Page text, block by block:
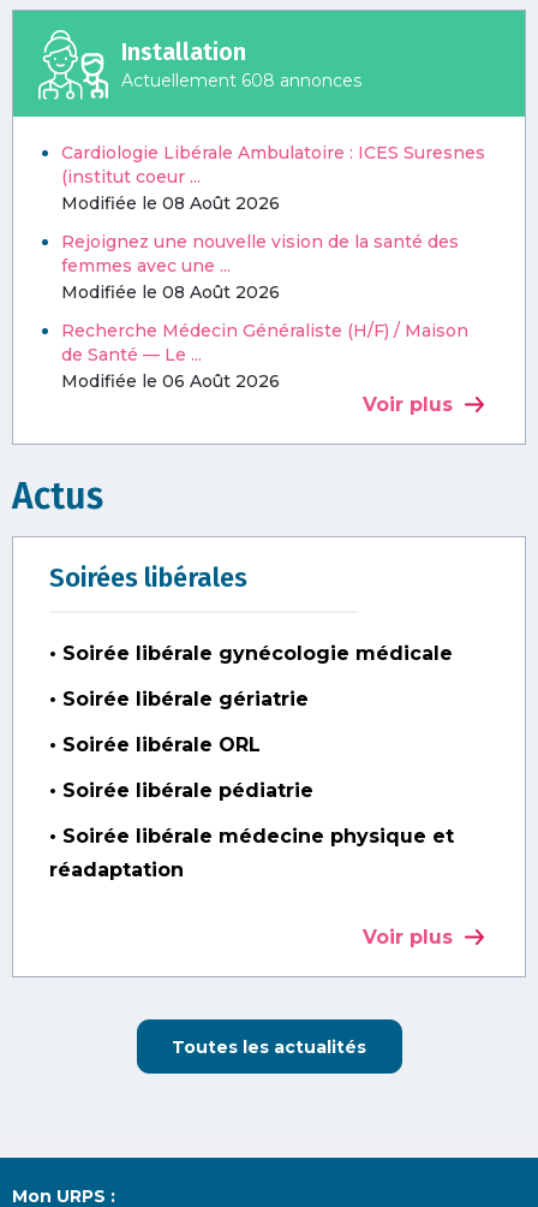
Installation
Actuellement 608 annonces
Cardiologie Libérale Ambulatoire : ICES Suresnes
(institut coeur ...
Modifiée le 08 Août 2026
Rejoignez une nouvelle vision de la santé des
femmes avec une ...
Modifiée le 08 Août 2026
Recherche Médecin Généraliste (H/F) / Maison
de Santé — Le ...
Modifiée le 06 Août 2026
Voir plus
Actus
Soirées libérales
• Soirée libérale gynécologie médicale
• Soirée libérale gériatrie
• Soirée libérale ORL
• Soirée libérale pédiatrie
• Soirée libérale médecine physique et
réadaptation
Voir plus
Toutes les actualités
Mon URPS :